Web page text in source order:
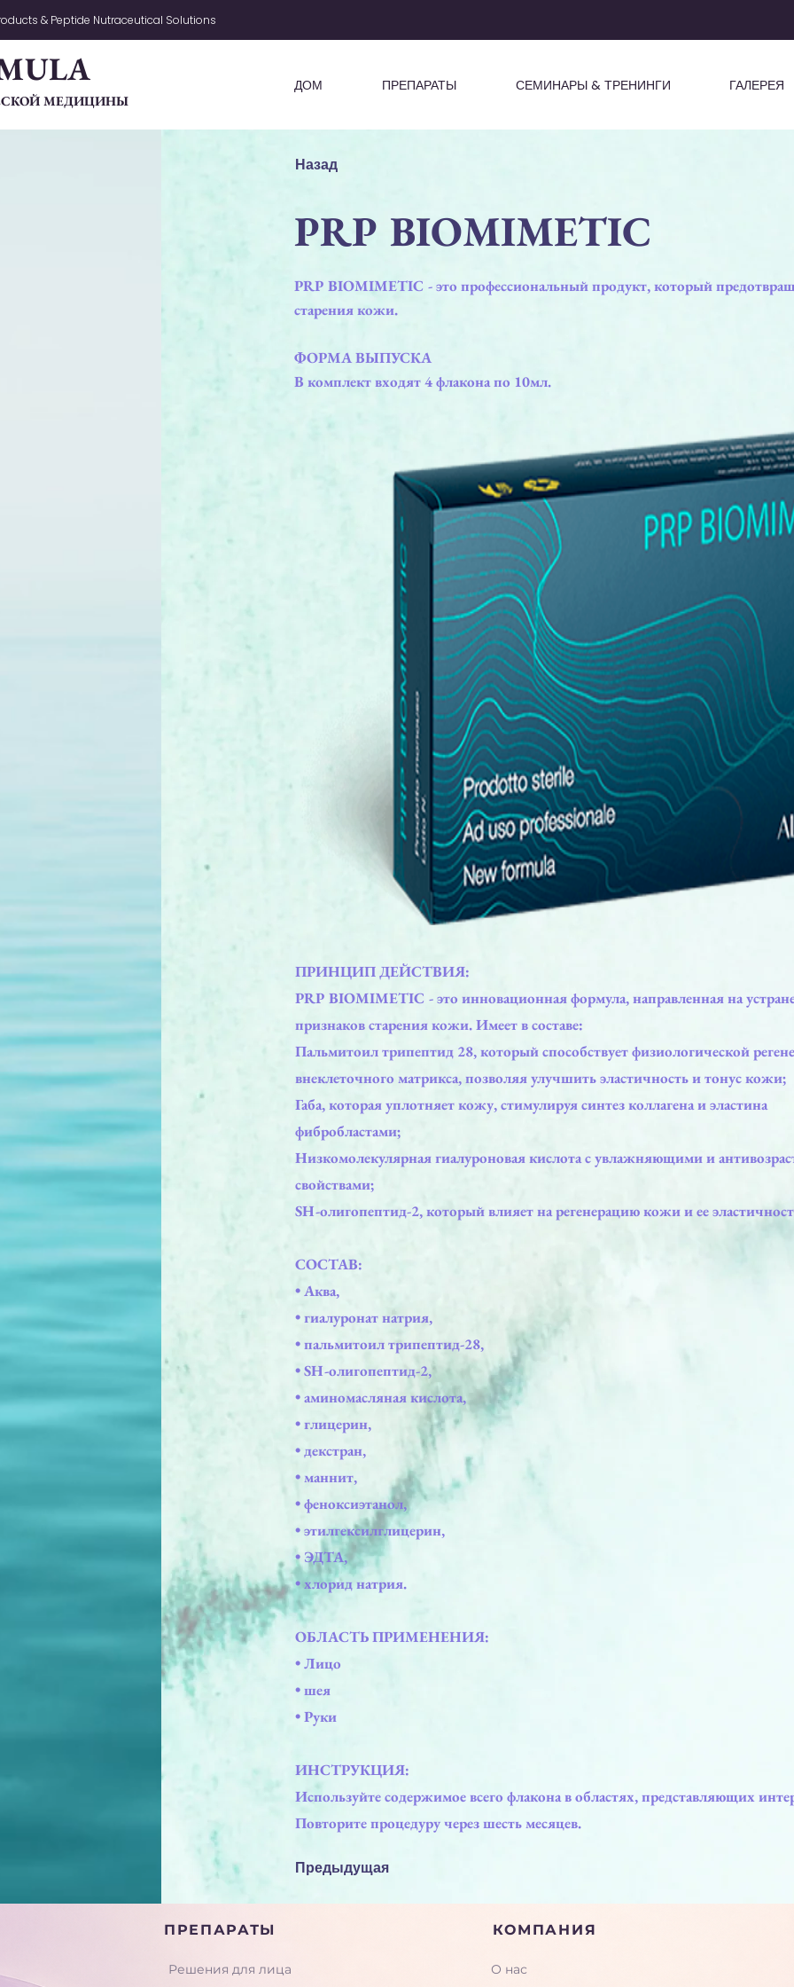
& Peptide Nutraceutical Solutions
МЕДИЦИНЫ
ДОМ ПРЕПАРАТЫ СЕМИНАРЫ & ТРЕНИНГИ ГАЛЕРЕЯ
Назад
PRP BIOMIMETIC
PRP BIOMIMETIC - это профессиональный продукт, который
старения кожи.
ФОРМА ВЫПУСКА
В комплект входят 4 флакона по 10мл.
ПРИНЦИП ДЕЙСТВИЯ:
PRP BIOMIMETIC - это инновационная формула, направленная на
признаков старения кожи. Имеет в составе:
Пальмитоил трипептид 28, который способствует физиологической
внеклеточного матрикса, позволяя улучшить эластичность и тонус кожи;
Габа, которая уплотняет кожу, стимулируя синтез коллагена и эластина
фибробластами;
Низкомолекулярная гиалуроновая кислота с увлажняющими и
свойствами;
SH-олигопептид-2, который влияет на регенерацию кожи и ее
СОСТАВ:
• Аква,
• гиалуронат натрия,
• пальмитоил трипептид-28,
• SH-олигопептид-2,
• аминомасляная кислота,
• глицерин,
• декстран,
• маннит,
• феноксиэтанол,
• этилгексилглицерин,
• ЭДТА,
• хлорид натрия.
ОБЛАСТЬ ПРИМЕНЕНИЯ:
• Лицо
• шея
• Руки
ИНСТРУКЦИЯ:
Используйте содержимое всего флакона в областях, представляющих
Повторите процедуру через шесть месяцев.
Предыдущая
ПРЕПАРАТЫ
Решения для лица
КОМПАНИЯ
О нас